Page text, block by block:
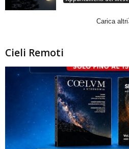
Carica altri
Cieli Remoti